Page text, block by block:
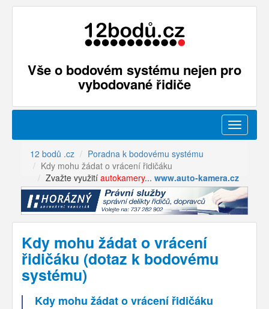
Vše o bodovém systému nejen pro
vybodované řidiče
Menu
12 bodů .cz
Poradna k bodovému systému
Kdy mohu žádat o vrácení řidičáku
Zvažte využití autokamery... www.auto-kamera.cz
Kdy mohu žádat o vrácení
řidičáku (dotaz k bodovému
systému)
Kdy mohu žádat o vrácení řidičáku